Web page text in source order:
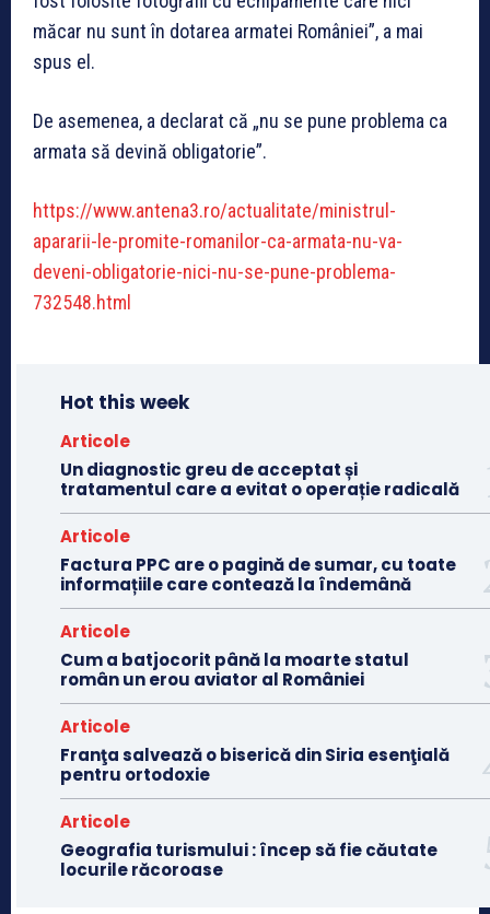
măcar nu sunt în dotarea armatei României”, a mai
spus el.
De asemenea, a declarat că „nu se pune problema ca
armata să devină obligatorie”.
https://www.antena3.ro/actualitate/ministrul-
apararii-le-promite-romanilor-ca-armata-nu-va-
deveni-obligatorie-nici-nu-se-pune-problema-
732548.html
Hot this week
Articole
Un diagnostic greu de acceptat și
tratamentul care a evitat o operație radicală
Articole
Factura PPC are o pagină de sumar, cu toate
informațiile care contează la îndemână
Articole
Cum a batjocorit până la moarte statul
român un erou aviator al României
Articole
Franţa salvează o biserică din Siria esenţială
pentru ortodoxie
Articole
Geografia turismului : încep să fie căutate
locurile răcoroase